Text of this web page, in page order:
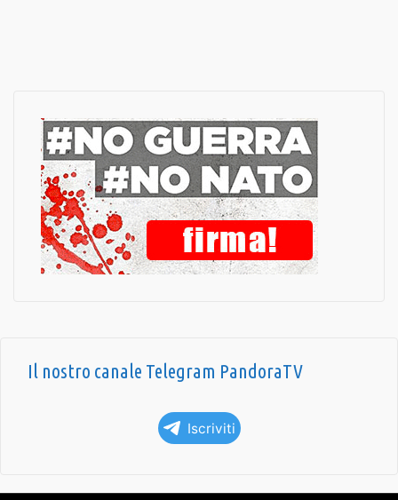
Il nostro canale Telegram PandoraTV
Iscriviti